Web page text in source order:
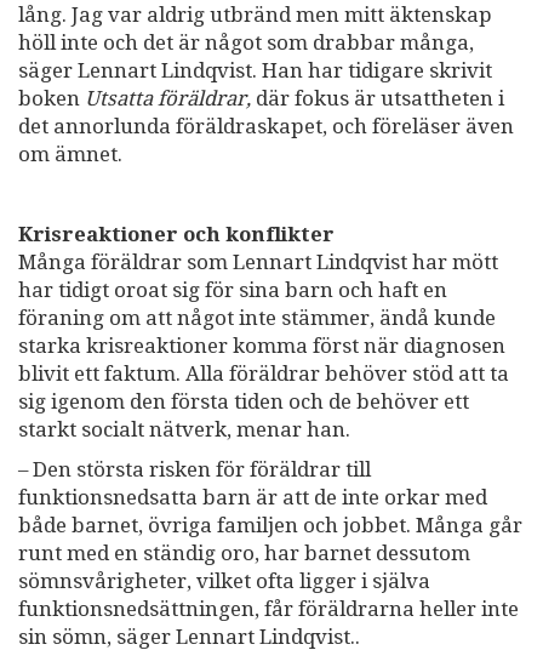
lång. Jag var aldrig utbränd men mitt äktenskap
höll inte och det är något som drabbar många,
säger Lennart Lindqvist. Han har tidigare skrivit
boken Utsatta föräldrar, där fokus är utsattheten i
det annorlunda föräldraskapet, och föreläser även
om ämnet.
Krisreaktioner och konflikter
Många föräldrar som Lennart Lindqvist har mött
har tidigt oroat sig för sina barn och haft en
föraning om att något inte stämmer, ändå kunde
starka krisreaktioner komma först när diagnosen
blivit ett faktum. Alla föräldrar behöver stöd att ta
sig igenom den första tiden och de behöver ett
starkt socialt nätverk, menar han.
– Den största risken för föräldrar till
funktionsnedsatta barn är att de inte orkar med
både barnet, övriga familjen och jobbet. Många går
runt med en ständig oro, har barnet dessutom
sömnsvårigheter, vilket ofta ligger i själva
funktionsnedsättningen, får föräldrarna heller inte
sin sömn, säger Lennart Lindqvist..